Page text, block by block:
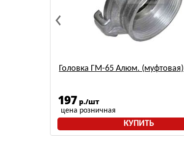
Головка ГМ-65 Алюм. (муфтовая)
197 р./шт
цена розничная
КУПИТЬ